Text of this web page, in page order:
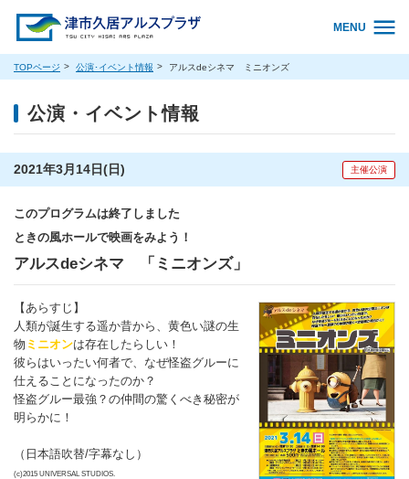
MENU
TOPページ 公演･イベント情報 アルスdeシネマ ミニオンズ
公演・イベント情報
2021年3月14日(日) 主催公演
このプログラムは終了しました
ときの風ホールで映画をみよう！
アルスdeシネマ 「ミニオンズ」
【あらすじ】
人類が誕生する遥か昔から、黄色い謎の生
物 ミニオンは存在したらしい！
彼らはいったい何者で、なぜ怪盗グルーに
仕えることになったのか？
怪盗グルー最強？の仲間の驚くべき秘密が
明らかに！
（日本語吹替/字幕なし）
(c)2015 UNIVERSAL STUDIOS.